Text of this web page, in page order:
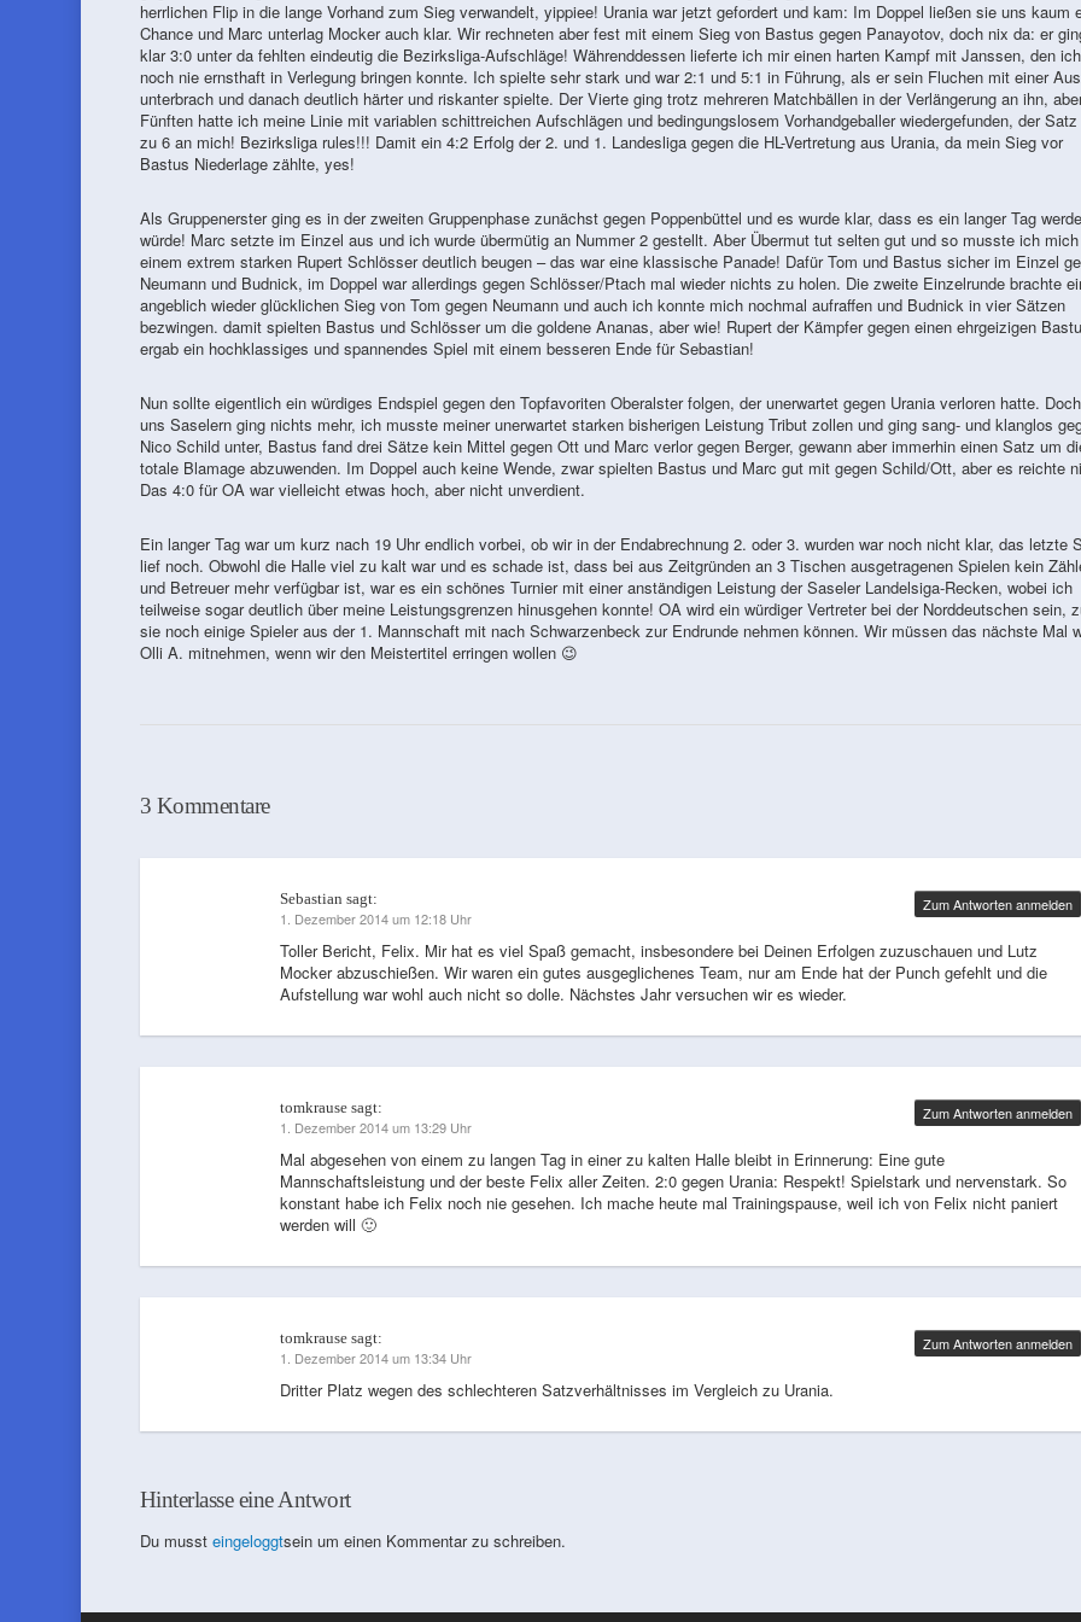
herrlichen Flip in die lange Vorhand zum Sieg verwandelt, yippiee! Urania war jetzt gefordert und kam: Im Doppel ließen sie uns kaum
Chance und Marc unterlag Mocker auch klar. Wir rechneten aber fest mit einem Sieg von Bastus gegen Panayotov, doch nix da: er
klar 3:0 unter da fehlten eindeutig die Bezirksliga-Aufschläge! Währenddessen lieferte ich mir einen harten Kampf mit Janssen, den ich
noch nie ernsthaft in Verlegung bringen konnte. Ich spielte sehr stark und war 2:1 und 5:1 in Führung, als er sein Fluchen mit einer
unterbrach und danach deutlich härter und riskanter spielte. Der Vierte ging trotz mehreren Matchbällen in der Verlängerung an ihn,
Fünften hatte ich meine Linie mit variablen schittreichen Aufschlägen und bedingungslosem Vorhandgeballer wiedergefunden, der Satz
zu 6 an mich! Bezirksliga rules!!! Damit ein 4:2 Erfolg der 2. und 1. Landesliga gegen die HL-Vertretung aus Urania, da mein Sieg vor
Bastus Niederlage zählte, yes!
Als Gruppenerster ging es in der zweiten Gruppenphase zunächst gegen Poppenbüttel und es wurde klar, dass es ein langer Tag
würde! Marc setzte im Einzel aus und ich wurde übermütig an Nummer 2 gestellt. Aber Übermut tut selten gut und so musste ich mich
einem extrem starken Rupert Schlösser deutlich beugen – das war eine klassische Panade! Dafür Tom und Bastus sicher im Einzel
Neumann und Budnick, im Doppel war allerdings gegen Schlösser/Ptach mal wieder nichts zu holen. Die zweite Einzelrunde brachte
angeblich wieder glücklichen Sieg von Tom gegen Neumann und auch ich konnte mich nochmal aufraffen und Budnick in vier Sätzen
bezwingen. damit spielten Bastus und Schlösser um die goldene Ananas, aber wie! Rupert der Kämpfer gegen einen ehrgeizigen
ergab ein hochklassiges und spannendes Spiel mit einem besseren Ende für Sebastian!
Nun sollte eigentlich ein würdiges Endspiel gegen den Topfavoriten Oberalster folgen, der unerwartet gegen Urania verloren hatte.
uns Saselern ging nichts mehr, ich musste meiner unerwartet starken bisherigen Leistung Tribut zollen und ging sang- und klanglos
Nico Schild unter, Bastus fand drei Sätze kein Mittel gegen Ott und Marc verlor gegen Berger, gewann aber immerhin einen Satz um
totale Blamage abzuwenden. Im Doppel auch keine Wende, zwar spielten Bastus und Marc gut mit gegen Schild/Ott, aber es reichte
Das 4:0 für OA war vielleicht etwas hoch, aber nicht unverdient.
Ein langer Tag war um kurz nach 19 Uhr endlich vorbei, ob wir in der Endabrechnung 2. oder 3. wurden war noch nicht klar, das letzte
lief noch. Obwohl die Halle viel zu kalt war und es schade ist, dass bei aus Zeitgründen an 3 Tischen ausgetragenen Spielen kein
und Betreuer mehr verfügbar ist, war es ein schönes Turnier mit einer anständigen Leistung der Saseler Landelsiga-Recken, wobei ich
teilweise sogar deutlich über meine Leistungsgrenzen hinusgehen konnte! OA wird ein würdiger Vertreter bei der Norddeutschen sein,
sie noch einige Spieler aus der 1. Mannschaft mit nach Schwarzenbeck zur Endrunde nehmen können. Wir müssen das nächste Mal
Olli A. mitnehmen, wenn wir den Meistertitel erringen wollen 😉
3 Kommentare
Sebastian sagt:
1. Dezember 2014 um 12:18 Uhr
Toller Bericht, Felix. Mir hat es viel Spaß gemacht, insbesondere bei Deinen Erfolgen zuzuschauen und Lutz
Mocker abzuschießen. Wir waren ein gutes ausgeglichenes Team, nur am Ende hat der Punch gefehlt und die
Aufstellung war wohl auch nicht so dolle. Nächstes Jahr versuchen wir es wieder.
Zum Antworten anmelden
tomkrause sagt:
1. Dezember 2014 um 13:29 Uhr
Mal abgesehen von einem zu langen Tag in einer zu kalten Halle bleibt in Erinnerung: Eine gute
Mannschaftsleistung und der beste Felix aller Zeiten. 2:0 gegen Urania: Respekt! Spielstark und nervenstark. So
konstant habe ich Felix noch nie gesehen. Ich mache heute mal Trainingspause, weil ich von Felix nicht paniert
werden will 🙂
Zum Antworten anmelden
tomkrause sagt:
1. Dezember 2014 um 13:34 Uhr
Dritter Platz wegen des schlechteren Satzverhältnisses im Vergleich zu Urania.
Zum Antworten anmelden
Hinterlasse eine Antwort
Du musst eingeloggtsein um einen Kommentar zu schreiben.